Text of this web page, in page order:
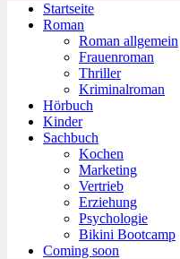
Startseite
Roman
Roman allgemein
Frauenroman
Thriller
Kriminalroman
Hörbuch
Kinder
Sachbuch
Kochen
Marketing
Vertrieb
Erziehung
Psychologie
Bikini Bootcamp
Coming soon